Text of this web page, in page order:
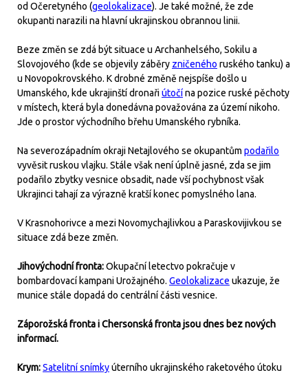
od Očeretyného (geolokalizace). Je také možné, že zde
okupanti narazili na hlavní ukrajinskou obrannou linii.
Beze změn se zdá být situace u Archanhelsého, Sokilu a
Slovojového (kde se objevily záběry zničeného ruského tanku) a
u Novopokrovského. K drobné změně nejspíše došlo u
Umanského, kde ukrajinští dronařiútočína pozice ruské pěchoty
v místech, která byla donedávna považována za území nikoho.
Jde o prostor východního břehu Umanského rybníka.
Na severozápadním okraji Netajlového se okupantům podařilo
vyvěsit ruskou vlajku. Stále však není úplně jasné, zda se jim
podařilo zbytky vesnice obsadit, nade vší pochybnost však
Ukrajinci tahají za výrazně kratší konec pomyslného lana.
V Krasnohorivce a mezi Novomychajlivkou a Paraskovijivkou se
situace zdá beze změn.
Jihovýchodní fronta:Okupační letectvo pokračuje v
bombardovací kampani Urožajného. Geolokalizace ukazuje, že
munice stále dopadá do centrální části vesnice.
Záporožská fronta i Chersonská fronta jsou dnes bez nových
informací.
Krym:Satelitní snímkyúterního ukrajinského raketového útoku